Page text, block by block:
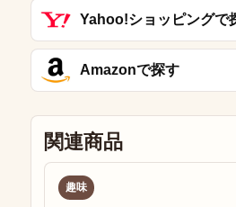
Yahoo!ショッピングで
Amazonで探す
関連商品
趣味